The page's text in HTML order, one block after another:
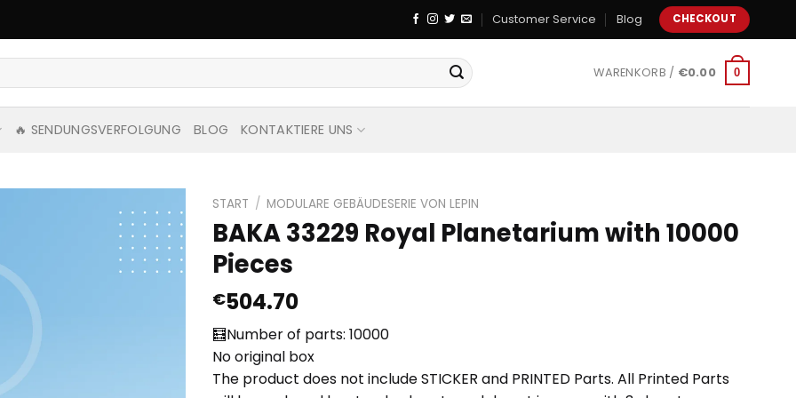
Customer Service Blog CHECKOUT
WARENKORB / €0.00 0
🔥 SENDUNGSVERFOLGUNG BLOG KONTAKTIERE UNS
START / MODULARE GEBÄUDESERIE VON LEPIN
BAKA 33229 Royal Planetarium with 10000
Pieces
€504.70
🧮Number of parts: 10000
No original box
The product does not include STICKER and PRINTED Parts. All Printed Parts